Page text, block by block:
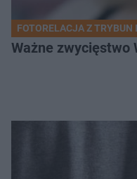
FOTORELACJA Z TRYBUN
Ważne zwycięstwo